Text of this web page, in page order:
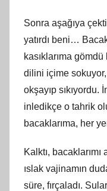
Sonra aşağıya
yatırdı beni…
kasıklarıma gömdü
dilini içime sokuyor,
okşayıp sıkıyordu.
inledikçe o tahrik
bacaklarıma, her
Kalktı,
ıslak vajinamın
süre, fırçaladı.